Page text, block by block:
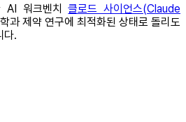
AI 워크벤치클로드 사이언스(Claude
과 제약 연구에 최적화된 상태로 돌리도
다.